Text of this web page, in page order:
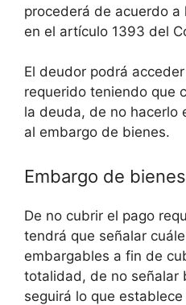
procederá de acuerdo
en el artículo 1393 del
El deudor podrá
requerido teniendo que
la deuda, de no hacerlo
al embargo de bienes.
Embargo de bienes
De no cubrir el pago
tendrá que señalar
embargables a fin de
totalidad, de no señalar
seguirá lo que